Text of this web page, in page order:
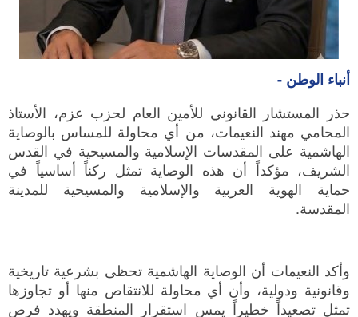
أنباء الوطن -
حذر المستشار القانوني للأمين العام لحزب عزم، الأستاذ
المحامي مهند النعيمات، من أي محاولة للمساس بالوصاية
الهاشمية على المقدسات الإسلامية والمسيحية في القدس
الشريف، مؤكداً أن هذه الوصاية تمثل ركناً أساسياً في
حماية الهوية العربية والإسلامية والمسيحية للمدينة
المقدسة.
وأكد النعيمات أن الوصاية الهاشمية تحظى بشرعية تاريخية
وقانونية ودولية، وأن أي محاولة للانتقاص منها أو تجاوزها
تمثل تصعيداً خطيراً يمس استقرار المنطقة ويهدد فرص